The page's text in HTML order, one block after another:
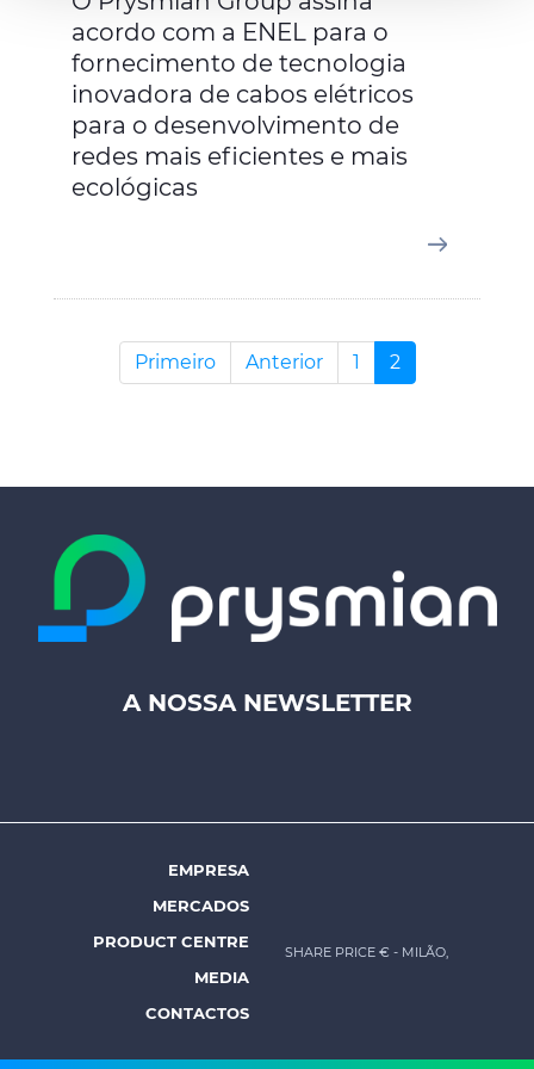
informações acerca da sua utilização do site com os
nossos parceiros de redes sociais, de publicidade e de
análise, que as podem combinar com outras informações
que lhes forneceu ou recolhidas por estes a partir da sua
utilização dos respetivos serviços.
acordo com a ENEL para o
fornecimento de tecnologia
inovadora de cabos elétricos
para o desenvolvimento de
redes mais eficientes e mais
ecológicas
Primeiro Anterior 1 2
Footer
Prysmian
A NOSSA NEWSLETTER
Footer
menu
Prysmian
EMPRESA
MERCADOS
PRODUCT CENTRE
MEDIA
CONTACTOS
SHARE PRICE € - MILÃO,